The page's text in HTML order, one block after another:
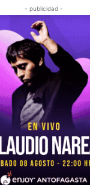
- publicidad -